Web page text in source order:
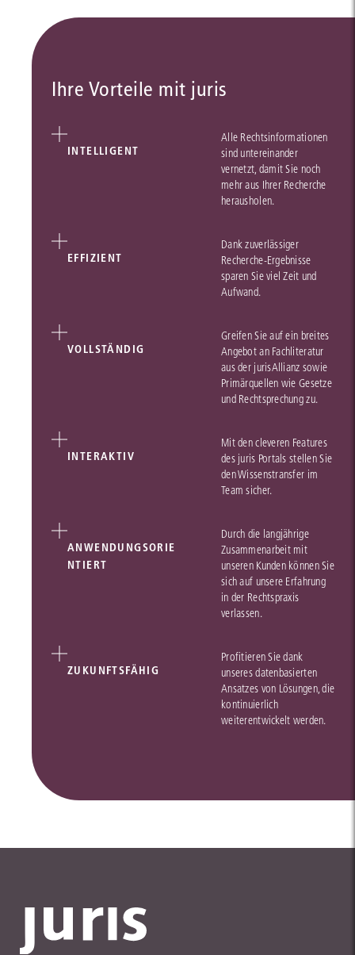
Ihre Vorteile mit juris
INTELLIGENT
Alle Rechtsinformationen
sind untereinander
vernetzt, damit Sie noch
mehr aus Ihrer Recherche
herausholen.
EFFIZIENT
Dank zuverlässiger
Recherche-Ergebnisse
sparen Sie viel Zeit und
Aufwand.
VOLLSTÄNDIG
Greifen Sie auf ein breites
Angebot an Fachliteratur
aus der jurisAllianz sowie
Primärquellen wie Gesetze
und Rechtsprechung zu.
INTERAKTIV
Mit den cleveren Features
des juris Portals stellen Sie
den Wissenstransfer im
Team sicher.
ANWENDUNGSORIE
NTIERT
Durch die langjährige
Zusammenarbeit mit
unseren Kunden können Sie
sich auf unsere Erfahrung
in der Rechtspraxis
verlassen.
ZUKUNFTSFÄHIG
Profitieren Sie dank
unseres datenbasierten
Ansatzes von Lösungen, die
kontinuierlich
weiterentwickelt werden.